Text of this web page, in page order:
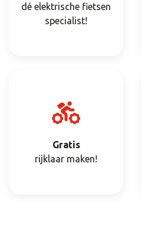
dé elektrische fietsen
specialist!
Gratis
rijklaar maken!